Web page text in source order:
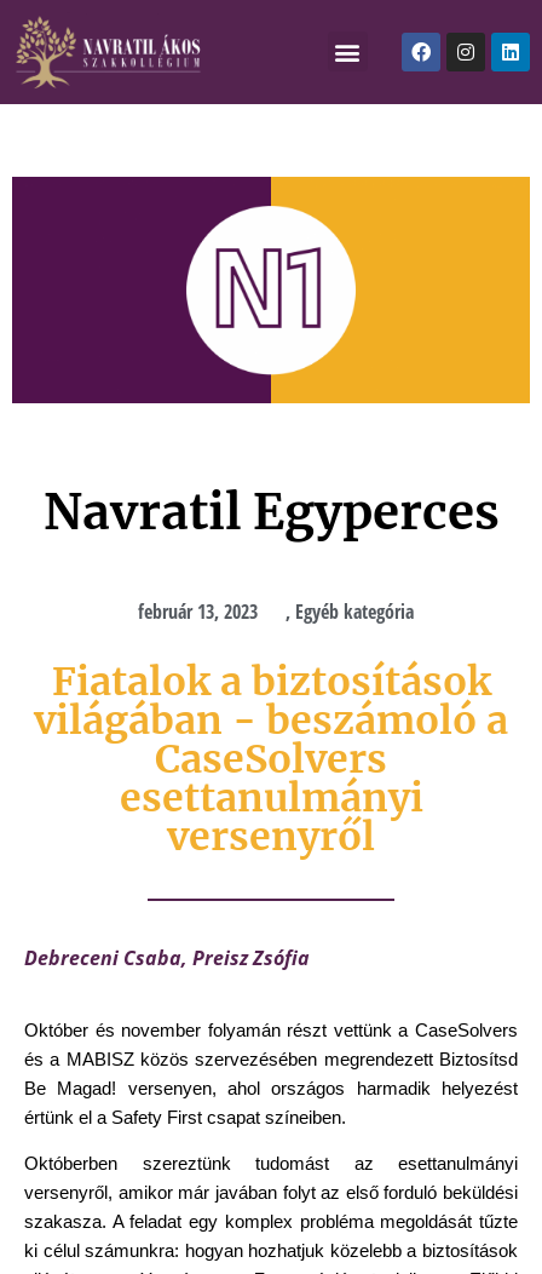
Navratil Egyperces
február 13, 2023 , Egyéb kategória
Fiatalok a biztosítások
világában - beszámoló a
CaseSolvers
esettanulmányi
versenyről
Debreceni Csaba, Preisz Zsófia
Október és november folyamán részt vettünk a CaseSolvers
és a MABISZ közös szervezésében megrendezett Biztosítsd
Be Magad! versenyen, ahol országos harmadik helyezést
értünk el a Safety First csapat színeiben.
Októberben szereztünk tudomást az esettanulmányi
versenyről, amikor már javában folyt az első forduló beküldési
szakasza. A feladat egy komplex probléma megoldását tűzte
ki célul számunkra: hogyan hozhatjuk közelebb a biztosítások